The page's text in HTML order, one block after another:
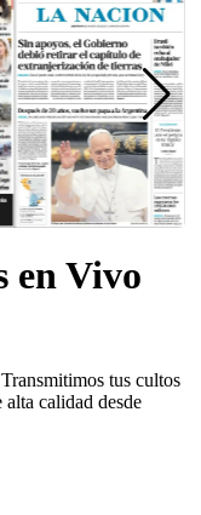
en Vivo
tus cultos
calidad desde